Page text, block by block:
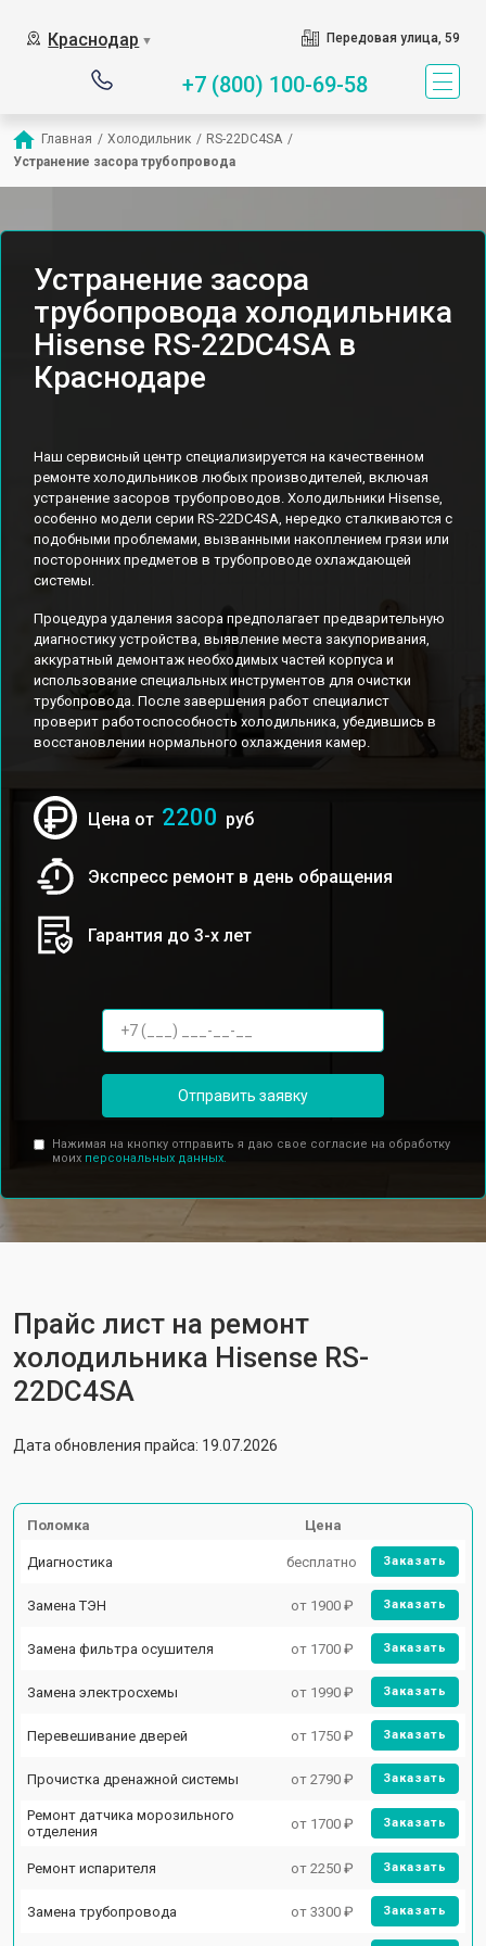
Краснодар ▼ Передовая улица, 59
+7 (800) 100-69-58
Главная / Холодильник / RS-22DC4SA /
Устранение засора трубопровода
Устранение засора
трубопровода холодильника
Hisense RS-22DC4SA в
Краснодаре
Наш сервисный центр специализируется на качественном
ремонте холодильников любых производителей, включая
устранение засоров трубопроводов. Холодильники Hisense,
особенно модели серии RS-22DC4SA, нередко сталкиваются с
подобными проблемами, вызванными накоплением грязи или
посторонних предметов в трубопроводе охлаждающей
системы.
Процедура удаления засора предполагает предварительную
диагностику устройства, выявление места закупоривания,
аккуратный демонтаж необходимых частей корпуса и
использование специальных инструментов для очистки
трубопровода. После завершения работ специалист
проверит работоспособность холодильника, убедившись в
восстановлении нормального охлаждения камер.
Цена от 2200 руб
Экспресс ремонт в день обращения
Гарантия до 3-х лет
Отправить заявку
Нажимая на кнопку отправить я даю свое согласие на обработку
моих персональных данных.
Прайс лист на ремонт
холодильника Hisense RS-
22DC4SA
Дата обновления прайса: 19.07.2026
Поломка Цена
Диагностика бесплатно Заказать
Замена ТЭН от 1900 ₽ Заказать
Замена фильтра осушителя от 1700 ₽ Заказать
Замена электросхемы от 1990 ₽ Заказать
Перевешивание дверей от 1750 ₽ Заказать
Прочистка дренажной системы от 2790 ₽ Заказать
Ремонт датчика морозильного
отделения
от 1700 ₽ Заказать
Ремонт испарителя от 2250 ₽ Заказать
Замена трубопровода от 3300 ₽ Заказать